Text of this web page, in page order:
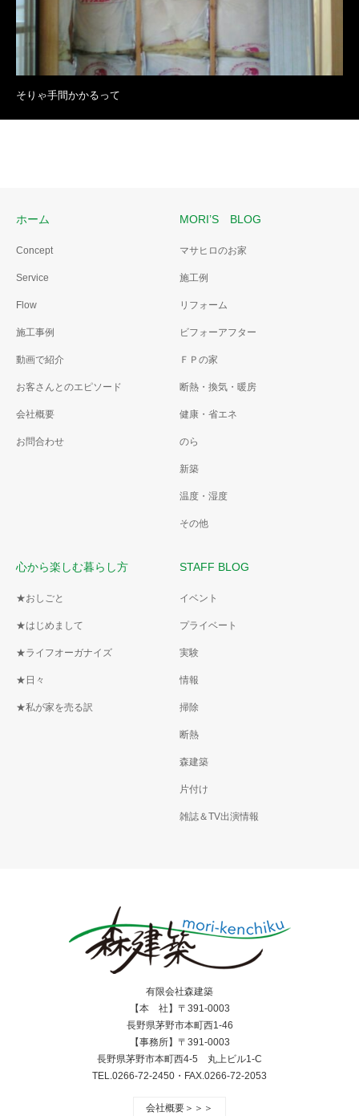
そりゃ手間かかるって
ホーム
Concept
Service
Flow
施工事例
動画で紹介
お客さんとのエピソード
会社概要
お問合わせ
MORI’S BLOG
マサヒロのお家
施工例
リフォーム
ビフォーアフター
ＦＰの家
断熱・換気・暖房
健康・省エネ
のら
新築
温度・湿度
その他
心から楽しむ暮らし方
★おしごと
★はじめまして
★ライフオーガナイズ
★日々
★私が家を売る訳
STAFF BLOG
イベント
プライベート
実験
情報
掃除
断熱
森建築
片付け
雑誌＆TV出演情報
有限会社森建築
【本 社】〒391-0003
長野県茅野市本町西1-46
【事務所】〒391-0003
長野県茅野市本町西4-5 丸上ビル1-C
TEL.0266-72-2450・FAX.0266-72-2053
会社概要＞＞＞